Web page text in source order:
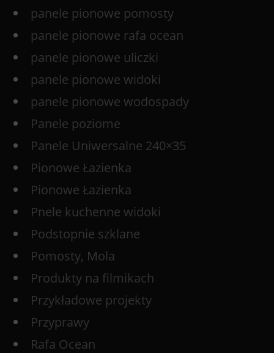
panele pionowe pomosty
panele pionowe rafa ocean
panele pionowe uliczki
panele pionowe widoki
panele pionowe wodospady
Panele poziome
Panele Uniwersalne 240×35
Pionowe Łazienka
Pionowe Łazienka
Pnele kuchenne widoki
Podstopnie szklane
Pomosty, Mola
Produkty na filmikach
Przykładowe projekty
Przyprawy
Rafa Ocean